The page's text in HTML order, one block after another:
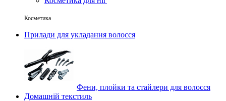
Косметика
Прилади для укладання волосся
Фени, плойки та стайлери для волосся
Домашній текстиль